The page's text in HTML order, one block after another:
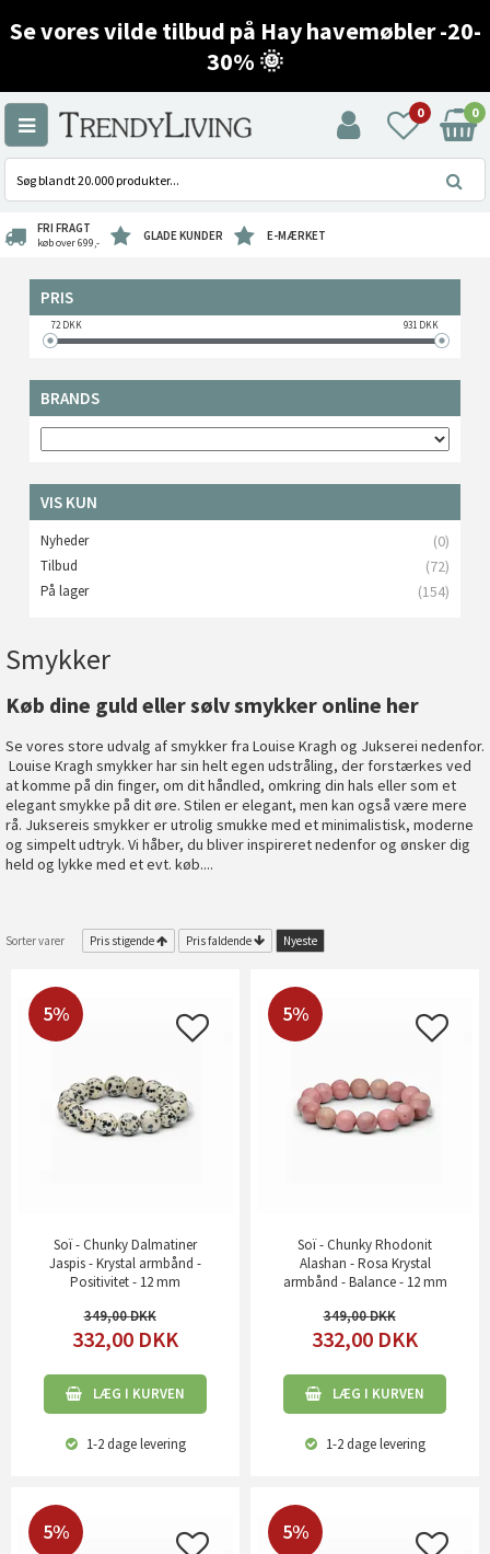
Se vores vilde tilbud på Hay havemøbler -20-
30% 🌞
0 0
FRI FRAGT
køb over 699,- GLADE KUNDER E-MÆRKET
PRIS
72DKK 931 DKK
BRANDS
VIS KUN
Nyheder (0)
Tilbud (72)
På lager (154)
Smykker
Køb dine guld eller sølv smykker online her
Se vores store udvalg af smykker fra Louise Kragh og Jukserei nedenfor.
Louise Kragh smykker har sin helt egen udstråling, der forstærkes ved
at komme på din finger, om dit håndled, omkring din hals eller som et
elegant smykke på dit øre. Stilen er elegant, men kan også være mere
rå. Juksereis smykker er utrolig smukke med et minimalistisk, moderne
og simpelt udtryk. Vi håber, du bliver inspireret nedenfor og ønsker dig
held og lykke med et evt. køb....
Sorter varer Pris stigende Pris faldende Nyeste
5%
Soï - Chunky Dalmatiner
Jaspis - Krystal armbånd -
Positivitet - 12 mm
349,00
332,00 DKK
LÆG I KURVEN
1-2 dagelevering
5%
Soï - Chunky Rhodonit
Alashan - Rosa Krystal
armbånd - Balance - 12 mm
349,00
332,00 DKK
LÆG I KURVEN
1-2 dagelevering
5% 5%